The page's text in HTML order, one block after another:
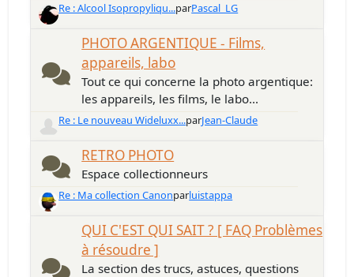
Re : Alcool Isopropyliqu...parPascal_LG
PHOTO ARGENTIQUE - Films,
appareils, labo
Tout ce qui concerne la photo argentique:
les appareils, les films, le labo...
Re : Le nouveau Wideluxx...parJean-Claude
RETRO PHOTO
Espace collectionneurs
Re : Ma collection Canonparluistappa
QUI C'EST QUI SAIT ? [ FAQ Problèmes
à résoudre ]
La section des trucs, astuces, questions